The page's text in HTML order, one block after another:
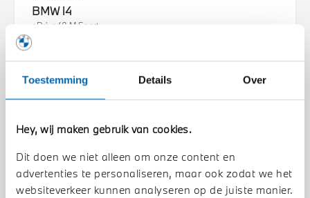
Toestemming Details Over
Hey, wij maken gebruik van cookies.
Dit doen we niet alleen om onze content en
advertenties te personaliseren, maar ook zodat we het
websiteverkeer kunnen analyseren op de juiste manier.
BMW i4
eDrive40 M Sport
€ 66.998of€ 1.238
Bekijk details